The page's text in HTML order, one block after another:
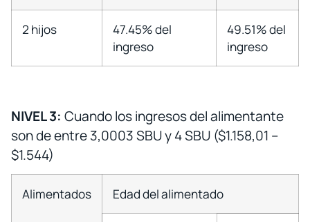
2 hijos
47.45% del
ingreso
49.51% del
ingreso
NIVEL 3: Cuando los ingresos del alimentante
son de entre 3,0003 SBU y 4 SBU ($1.158,01 –
$1.544)
Alimentados Edad del alimentado